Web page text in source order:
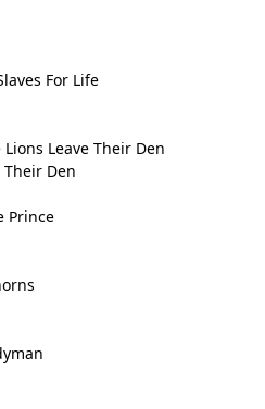
For Life
Lions Leave Their Den
Their Den
Prince